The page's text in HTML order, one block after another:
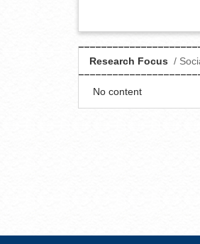
Research Focus /
No content